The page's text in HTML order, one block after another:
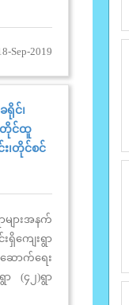
Sep-2019
ရိုင်၊
တိုင်ထူ
း၊တိုင်စင်
ျားအနက်
ရှိကျေးရွာ
ောက်ရေး
ာ (၄၂)ရွာ